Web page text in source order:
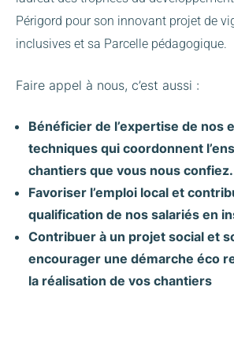
Périgord pour son innovant projet de
inclusives et sa Parcelle pédagogique.
Faire appel à nous, c’est aussi :
Bénéficier de l’expertise de nos
techniques qui coordonnent
chantiers que vous nous confiez.
Favoriser l’emploi local et
qualification de nos salariés en
Contribuer à un projet social et
encourager une démarche éco
la réalisation de vos chantiers